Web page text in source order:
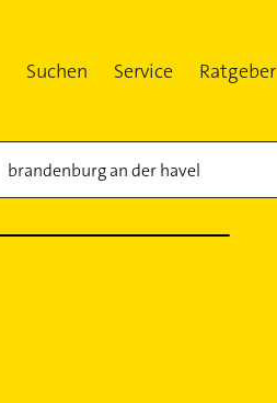
Suchen Service Ratgeber